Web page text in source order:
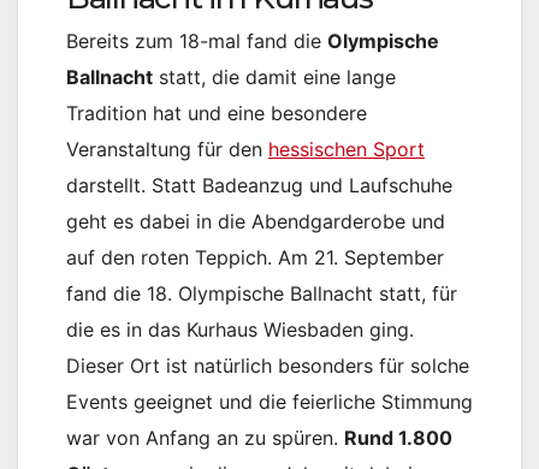
Bereits zum 18-mal fand die Olympische
Ballnacht statt, die damit eine lange
Tradition hat und eine besondere
Veranstaltung für den hessischen Sport
darstellt. Statt Badeanzug und Laufschuhe
geht es dabei in die Abendgarderobe und
auf den roten Teppich. Am 21. September
fand die 18. Olympische Ballnacht statt, für
die es in das Kurhaus Wiesbaden ging.
Dieser Ort ist natürlich besonders für solche
Events geeignet und die feierliche Stimmung
war von Anfang an zu spüren. Rund 1.800